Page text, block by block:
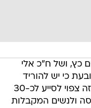
כץ, ושל ח"כ אלי
כי יש להוריד
את שיעור הקיזוז ל-31%. מהלך זה צפוי לסייע לכ-30
ולנשים המקבלות